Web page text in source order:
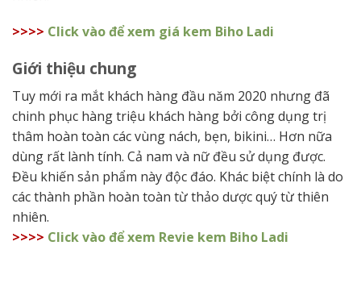
>>>> Click vào để xem giá kem Biho Ladi
Giới thiệu chung
Tuy mới ra mắt khách hàng đầu năm 2020 nhưng đã
chinh phục hàng triệu khách hàng bởi công dụng trị
thâm hoàn toàn các vùng nách, bẹn, bikini… Hơn nữa
dùng rất lành tính. Cả nam và nữ đều sử dụng được.
Đều khiến sản phẩm này độc đáo. Khác biệt chính là do
các thành phần hoàn toàn từ thảo dược quý từ thiên
nhiên.
>>>> Click vào để xem Revie kem Biho Ladi